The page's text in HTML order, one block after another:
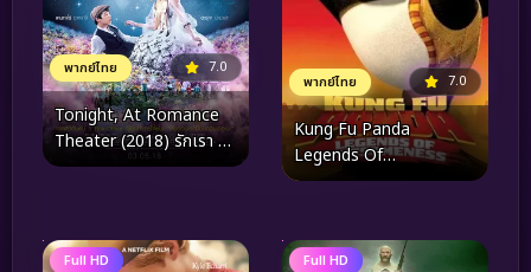
พากย์ไทย 7.0
Tonight, At Romance
Theater (2018) รักเรา จะ
พบกัน
พากย์ไทย 7.0
Kung Fu Panda
Legends Of
Awesomeness Vol.15
Full HD Full HD